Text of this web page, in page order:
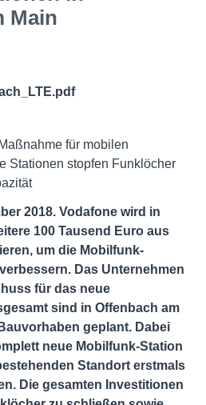
Main
für mobilen
Stationen stopfen Funklöcher
2018. Vodafone wird in
100 Tausend Euro aus
um die Mobilfunk-
Das Unternehmen
für das neue
sind in Offenbach am
geplant. Dabei
neue Mobilfunk-Station
Standort erstmals
Die gesamten Investitionen